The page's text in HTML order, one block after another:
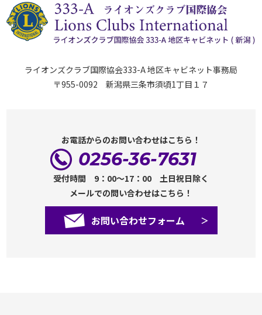
ライオンズクラブ国際協会333-A 地区キャビネット事務局
〒955-0092 新潟県三条市須頃1丁目１７
お電話からのお問い合わせはこちら！
0256-36-7631
受付時間 9：00～17：00 土日祝日除く
メールでの問い合わせはこちら！
お問い合わせフォーム